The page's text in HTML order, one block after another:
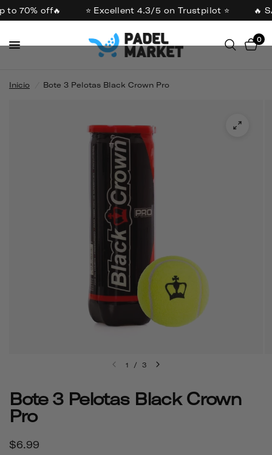
to 70% off🔥 ⭐ Excellent 4.3/5 on Trustpilot ⭐ 🔥
0
Inicio Bote 3 Pelotas Black Crown Pro
1 / 3
Bote 3 Pelotas Black Crown
Pro
$6.99